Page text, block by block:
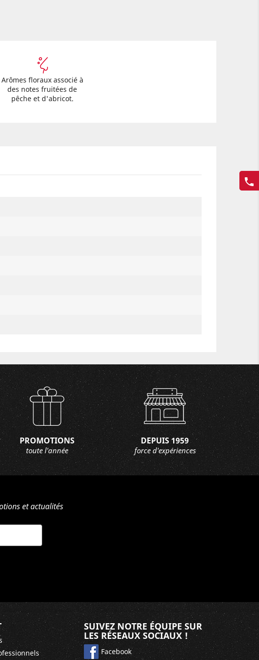
Arômes floraux associé à
des notes fruitées de
pêche et d'abricot.
PROMOTIONS
toute l'année
DEPUIS 1959
force d'expériences
et actualités
SUIVEZ NOTRE ÉQUIPE SUR
LES RÉSEAUX SOCIAUX !
Facebook
phone